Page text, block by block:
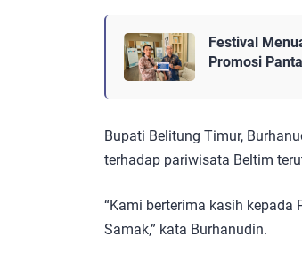
Festival
Promosi
Bupati Belitung Timur,
terhadap pariwisata Beltim
“Kami berterima kasih
Samak,” kata Burhanudin.